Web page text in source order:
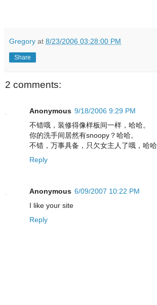
Gregory at 8/23/2006 03:28:00 PM
Share
2 comments:
Anonymous 9/18/2006 9:29 PM
不错哦，装修得像样板间一样，哈哈。
你的洗手间居然有snoopy？哈哈。
不错，万事具备，只欠女主人了哦，哈哈
Reply
Anonymous 6/09/2007 10:22 PM
I like your site
Reply